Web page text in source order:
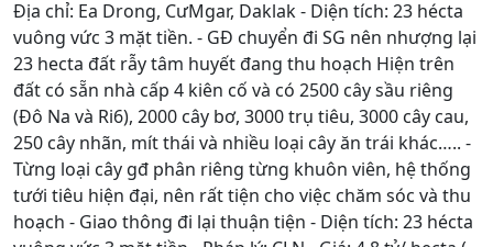
Địa chỉ: Ea Drong, CưMgar, Daklak - Diện tích: 23 hécta
vuông vức 3 mặt tiền. - GĐ chuyển đi SG nên nhượng lại
23 hecta đất rẫy tâm huyết đang thu hoạch Hiện trên
đất có sẵn nhà cấp 4 kiên cố và có 2500 cây sầu riêng
(Đô Na và Ri6), 2000 cây bơ, 3000 trụ tiêu, 3000 cây cau,
250 cây nhãn, mít thái và nhiều loại cây ăn trái khác….. -
Từng loại cây gđ phân riêng từng khuôn viên, hệ thống
tưới tiêu hiện đại, nên rất tiện cho việc chăm sóc và thu
hoạch - Giao thông đi lại thuận tiện - Diện tích: 23 hécta